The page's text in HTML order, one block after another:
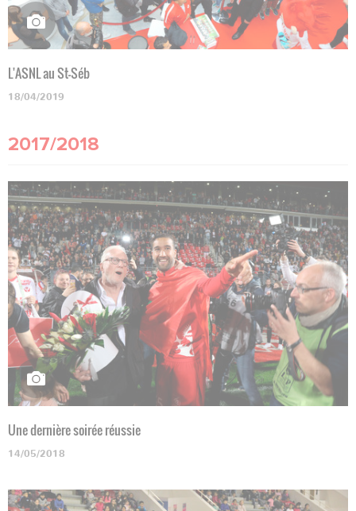
L'ASNL au St-Séb
18/04/2019
2017/2018
Une dernière soirée réussie
14/05/2018